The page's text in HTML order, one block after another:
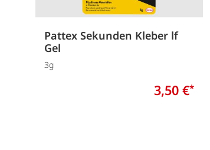
Pattex Sekunden Kleber lf
Gel
3g
3,50 €*